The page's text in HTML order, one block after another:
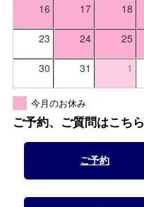
16 17 18
23 24 25
30 31 1
今月のお休み
ご予約、ご質問はこちら
ご予約